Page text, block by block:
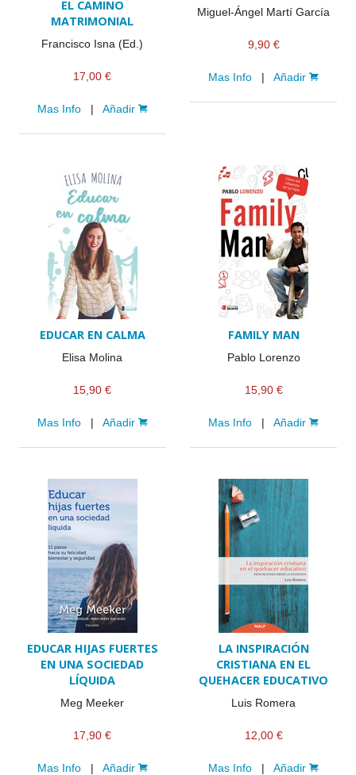
EL CAMINO
MATRIMONIAL
Francisco Isna (Ed.)
17,00 €
Mas Info| Añadir
Miguel-Ángel Martí García
9,90 €
Mas Info |Añadir
EDUCAR EN CALMA
Elisa Molina
15,90 €
Mas Info| Añadir
FAMILY MAN
Pablo Lorenzo
15,90 €
Mas Info |Añadir
EDUCAR HIJAS FUERTES
EN UNA SOCIEDAD
LÍQUIDA
Meg Meeker
17,90 €
Mas Info| Añadir
LA INSPIRACIÓN
CRISTIANA EN EL
QUEHACER EDUCATIVO
Luis Romera
12,00 €
Mas Info |Añadir